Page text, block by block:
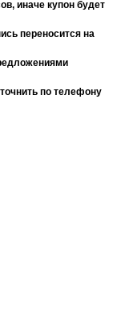
иначе купон будет
переносится на
по телефону